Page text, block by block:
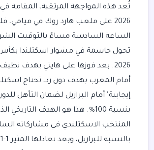
2026 على ملعب هارد روك في ميامي،
الساعة السادسة مساءً بالتوقيت
تحول حاسمة في مشوار اسكتلندا بكأس
2026. بعد فوزها على هايتي بهدف
أمام المغرب بهدف دون رد، تحتاج
إيجابية" أمام البرازيل لضمان التأهل للدور
بنسبة 100%. هذا هو الهدف
المنتخب الاسكتلندي في مشاركاته